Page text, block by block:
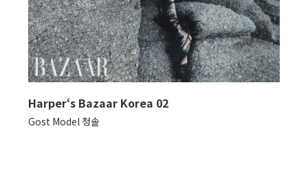
Harper‘s Bazaar Korea 02
Gost Model 청솔